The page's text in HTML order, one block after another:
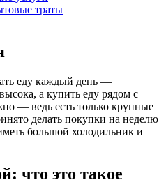
траты
еду каждый день —
а купить еду рядом с
— ведь есть только крупные
делать покупки на неделю
большой холодильник и
что это такое